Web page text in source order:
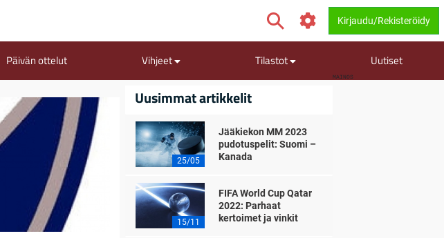
Kirjaudu/Rekisteröidy
Päivän ottelut Vihjeet Tilastot Uutiset
MAINOS
Uusimmat artikkelit
25/05
Jääkiekon MM 2023
pudotuspelit: Suomi –
Kanada
15/11
FIFA World Cup Qatar
2022: Parhaat
kertoimet ja vinkit